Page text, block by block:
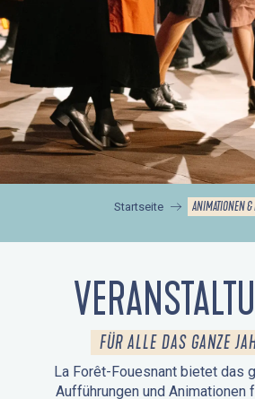
Startseite ANIMATIONEN &
FÜR ALLE DAS GANZE
La Forêt-Fouesnant bietet das
Aufführungen und Animationen